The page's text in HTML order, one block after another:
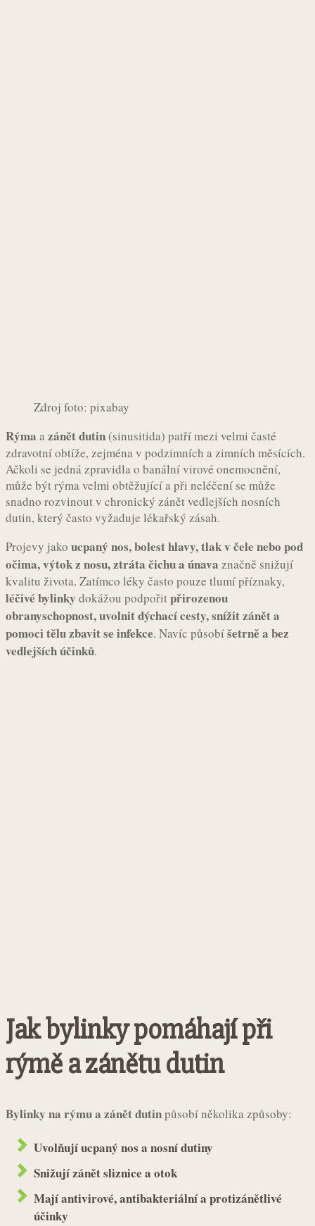
Zdroj foto: pixabay
Rýma azánět dutin (sinusitida) patří mezi velmi časté
zdravotní obtíže, zejména v podzimních a zimních měsících.
Ačkoli se jedná zpravidla o banální virové onemocnění,
může být rýma velmi obtěžující a při neléčení se může
snadno rozvinout v chronický zánět vedlejších nosních
dutin, který často vyžaduje lékařský zásah.
Projevy jako ucpaný nos, bolest hlavy, tlak v čele nebo pod
očima, výtok z nosu, ztráta čichu a únava značně snižují
kvalitu života. Zatímco léky často pouze tlumí příznaky,
léčivé bylinky dokážou podpořitpřirozenou
obranyschopnost, uvolnit dýchací cesty, snížit zánět a
pomoci tělu zbavit se infekce. Navíc působíšetrně a bez
vedlejších účinků.
Jak bylinky pomáhají při
rýmě a zánětu dutin
Bylinky na rýmu a zánět dutinpůsobí několika způsoby:
Uvolňují ucpaný nos a nosní dutiny
Snižují zánět sliznice a otok
Mají antivirové, antibakteriální a protizánětlivé
účinky